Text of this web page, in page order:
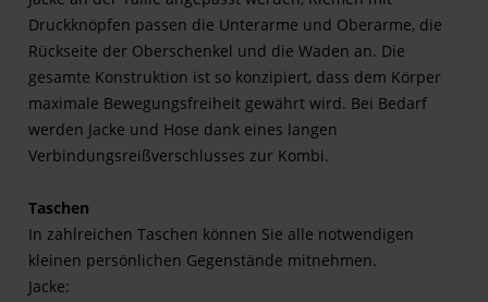
Druckknöpfen passen die Unterarme und Oberarme, die
Rückseite der Oberschenkel und die Waden an. Die
gesamte Konstruktion ist so konzipiert, dass dem Körper
maximale Bewegungsfreiheit gewährt wird. Bei Bedarf
werden Jacke und Hose dank eines langen
Verbindungsreißverschlusses zur Kombi.
Taschen
In zahlreichen Taschen können Sie alle notwendigen
kleinen persönlichen Gegenstände mitnehmen.
Jacke: